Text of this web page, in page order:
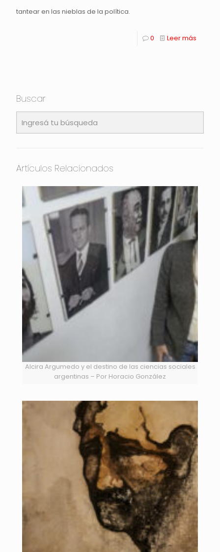
tantear en las nieblas de la política.
0 Leer más
Buscar
Artículos Relacionados
Alcira Argumedo y el destino de las ciencias sociales
argentinas – Por Horacio González